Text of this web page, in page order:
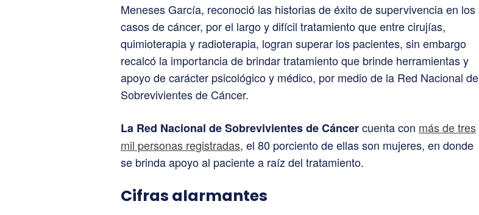
Meneses García, reconoció las historias de éxito de supervivencia en los
casos de cáncer, por el largo y difícil tratamiento que entre cirujías,
quimioterapia y radioterapia, logran superar los pacientes, sin embargo
recalcó la importancia de brindar tratamiento que brinde herramientas y
apoyo de carácter psicológico y médico, por medio de la Red Nacional de
Sobrevivientes de Cáncer.
La Red Nacional de Sobrevivientes de Cáncercuenta con más de tres
mil personas registradas, el 80 porciento de ellas son mujeres, en donde
se brinda apoyo al paciente a raíz del tratamiento.
Cifras alarmantes